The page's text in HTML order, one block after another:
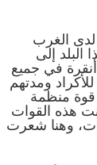
الغرب
البلد إلى
في جميع
ومدتهم
يشكلون قوة منظمة
هذه القوات
وهنا شعرت